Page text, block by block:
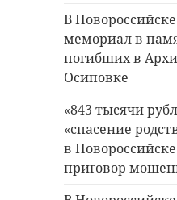
В
мемориал в
погибших в
Осиповке
«843 тысячи
«спасение
в
приговор